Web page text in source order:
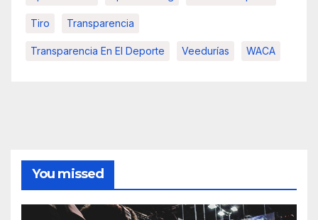
Tiro Transparencia
Transparencia En El Deporte Veedurías WACA
You missed